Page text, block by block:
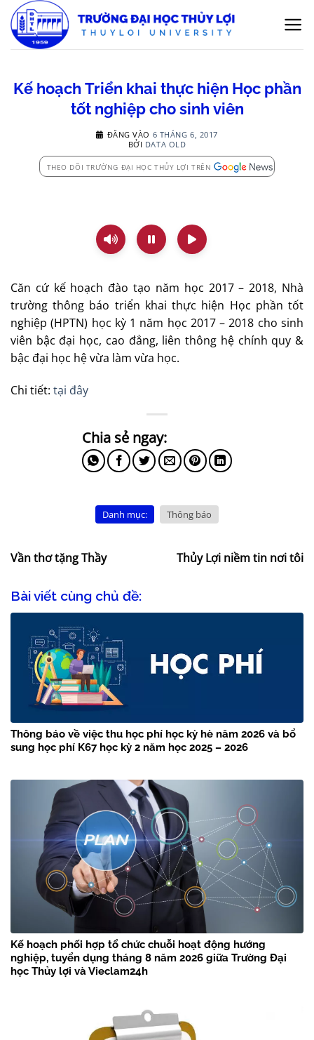
qua
nội
Kế hoạch Triển khai thực hiện Học phần
tốt nghiệp cho sinh viên
ĐĂNG VÀO 6 THÁNG 6, 2017
BỞI DATA OLD
THEO DÕI TRƯỜNG ĐẠI HỌC THỦY LỢI TRÊN
Căn cứ kế hoạch đào tạo năm học 2017 – 2018, Nhà
trường thông báo triển khai thực hiện Học phần tốt
nghiệp (HPTN) học kỳ 1 năm học 2017 – 2018 cho sinh
viên bậc đại học, cao đẳng, liên thông hệ chính quy &
bậc đại học hệ vừa làm vừa học.
Chi tiết: tại đây
Danh mục: Thông báo
Vần thơ tặng Thầy Thủy Lợi niềm tin nơi tôi
Bài viết cùng chủ đề:
Thông báo về việc thu học phí học kỳ hè năm 2026 và bổ
sung học phí K67 học kỳ 2 năm học 2025 – 2026
Kế hoạch phối hợp tổ chức chuỗi hoạt động hướng
nghiệp, tuyển dụng tháng 8 năm 2026 giữa Trường Đại
học Thủy lợi và Vieclam24h